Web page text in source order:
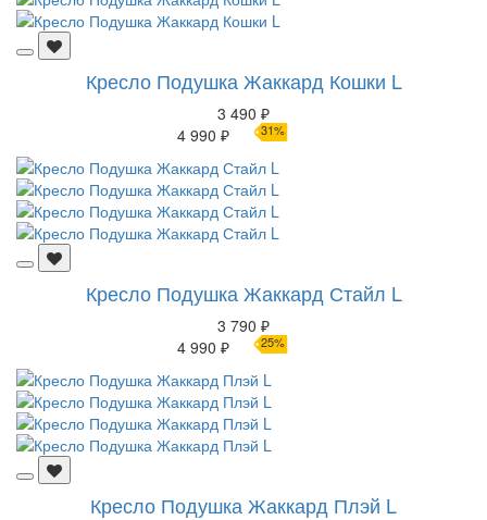
Кресло Подушка Жаккард Кошки L
3 490 ₽
4 990 ₽
31%
Кресло Подушка Жаккард Стайл L
3 790 ₽
4 990 ₽
25%
Кресло Подушка Жаккард Плэй L